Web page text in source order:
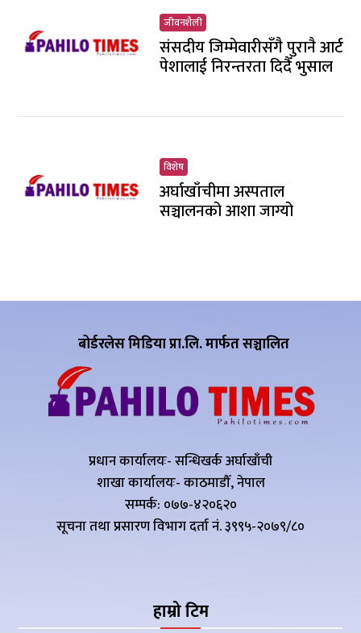
जीवनशैली
संसदीय जिम्मेवारीसँगै पुरानै आर्ट
पेशालाई निरन्तरता दिदैँ भुसाल
विशेष
अर्घाखाँचीमा अस्पताल
सञ्चालनको आशा जाग्यो
बोर्डरलेस मिडिया प्रा.लि. मार्फत सञ्चालित
प्रधान कार्यालयः- सन्धिखर्क अर्घाखाँची
शाखा कार्यालयः- काठमाडौँ, नेपाल
सम्पर्क: ०७७-४२०६२०
सूचना तथा प्रसारण विभाग दर्ता नं. ३९९५-२०७९/८०
हाम्रो टिम